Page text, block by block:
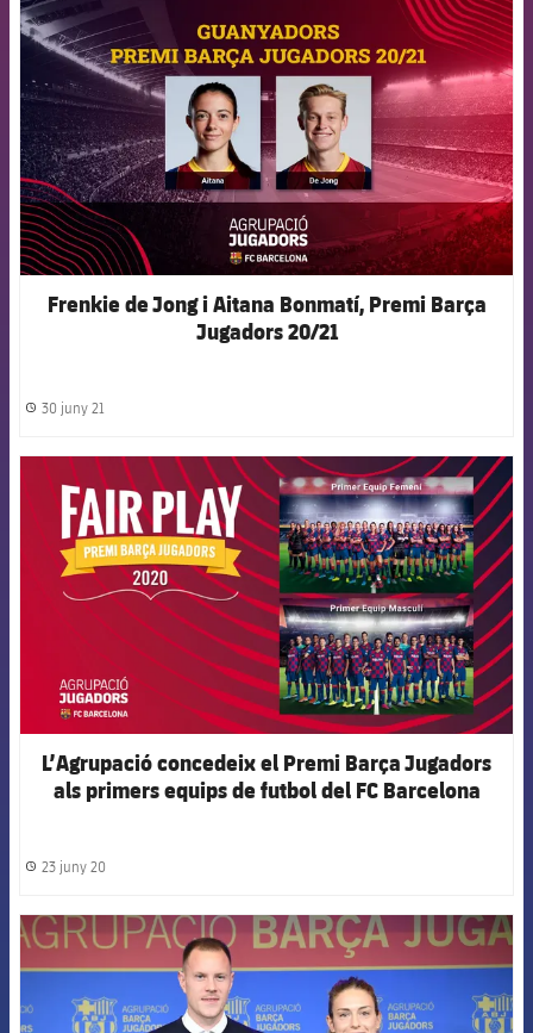
FCB Barcelona badge
Frenkie de Jong i Aitana Bonmatí, Premi Barça
Jugadors 20/21
label.share.clock
30 juny 21
FCB Barcelona badge
L’Agrupació concedeix el Premi Barça Jugadors
als primers equips de futbol del FC Barcelona
23 juny 20
FCB Barcelona badge